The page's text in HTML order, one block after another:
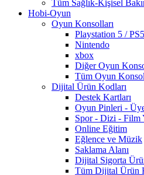
Tüm Sağlık-Kişisel
Hobi-Oyun
Oyun Konsolları
Playstation 5 / PS5
Nintendo
xbox
Diğer Oyun
Tüm Oyun
Dijital Ürün Kodları
Destek Kartları
Oyun Pinleri -
Spor - Dizi - Film
Online Eğitim
Eğlence ve Müzik
Saklama Alanı
Dijital Sigorta
Tüm Dijital Ürün